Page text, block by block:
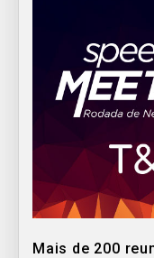
Mais de 200